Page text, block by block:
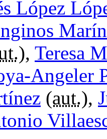
López
), Teresa
Angeler
(aut.),